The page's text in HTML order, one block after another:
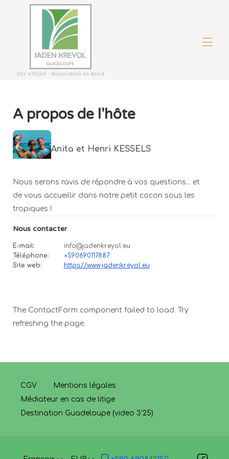
Site officiel - Réservation en direct
Bons plans
Plan
Disponibilités
A propos de l'hôte
Anita et Henri KESSELS
Nous serons ravis de répondre à vos questions... et
de vous accueillir dans notre petit cocon sous les
tropiques !
Nous contacter
E-mail:
info@jadenkreyol.eu
Téléphone:
+590690117887
Site web: https://www.jadenkreyol.eu
The ContactForm component failed to load. Try
refreshing the page.
CGV
Mentions légales
Médiateur en cas de litige
Destination Guadeloupe (video 3'25)